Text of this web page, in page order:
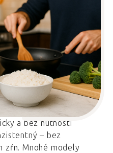
a bez nutnosti
– bez
zŕn. Mnohé modely